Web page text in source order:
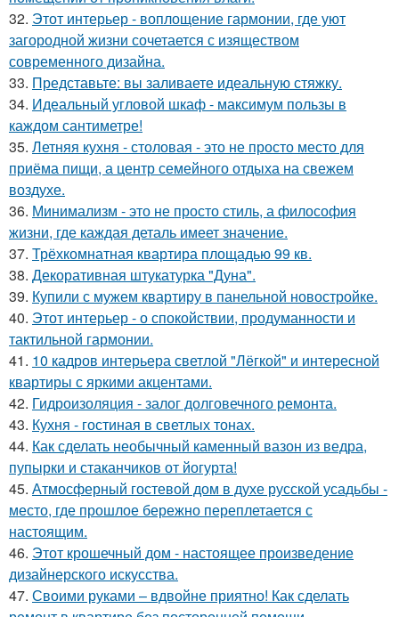
32. Этот интерьер - воплощение гармонии, где уют
загородной жизни сочетается с изяществом
современного дизайна.
33. Представьте: вы заливаете идеальную стяжку.
34. Идеальный угловой шкаф - максимум пользы в
каждом сантиметре!
35. Летняя кухня - столовая - это не просто место для
приёма пищи, а центр семейного отдыха на свежем
воздухе.
36. Минимализм - это не просто стиль, а философия
жизни, где каждая деталь имеет значение.
37. Трёхкомнатная квартира площадью 99 кв.
38. Декоративная штукатурка "Дуна".
39. Купили с мужем квартиру в панельной новостройке.
40. Этот интерьер - о спокойствии, продуманности и
тактильной гармонии.
41. 10 кадров интерьера светлой "Лёгкой" и интересной
квартиры с яркими акцентами.
42. Гидроизоляция - залог долговечного ремонта.
43. Кухня - гостиная в светлых тонах.
44. Как сделать необычный каменный вазон из ведра,
пупырки и стаканчиков от йогурта!
45. Атмосферный гостевой дом в духе русской усадьбы -
место, где прошлое бережно переплетается с
настоящим.
46. Этот крошечный дом - настоящее произведение
дизайнерского искусства.
47. Своими руками – вдвойне приятно! Как сделать